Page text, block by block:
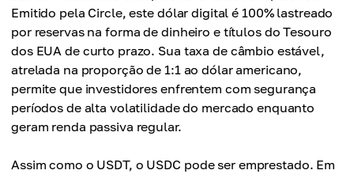
Emitido pela Circle, este dólar digital é 100% lastreado
por reservas na forma de dinheiro e títulos do Tesouro
dos EUA de curto prazo. Sua taxa de câmbio estável,
atrelada na proporção de 1:1 ao dólar americano,
permite que investidores enfrentem com segurança
períodos de alta volatilidade do mercado enquanto
geram renda passiva regular.
Assim como o USDT, o USDC pode ser emprestado. Em